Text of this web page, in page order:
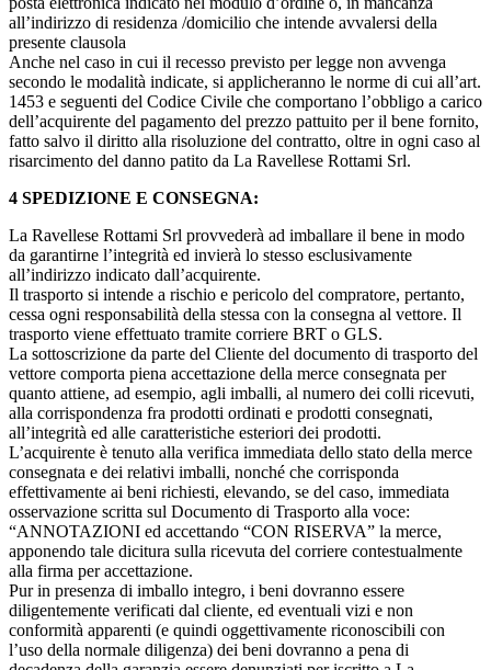
all’indirizzo di residenza /domicilio che intende avvalersi della
presente clausola
Anche nel caso in cui il recesso previsto per legge non avvenga
secondo le modalità indicate, si applicheranno le norme di cui all’art.
1453 e seguenti del Codice Civile che comportano l’obbligo a carico
dell’acquirente del pagamento del prezzo pattuito per il bene fornito,
fatto salvo il diritto alla risoluzione del contratto, oltre in ogni caso al
risarcimento del danno patito da La Ravellese Rottami Srl.
4 SPEDIZIONE E CONSEGNA:
La Ravellese Rottami Srl provvederà ad imballare il bene in modo
da garantirne l’integrità ed invierà lo stesso esclusivamente
all’indirizzo indicato dall’acquirente.
Il trasporto si intende a rischio e pericolo del compratore, pertanto,
cessa ogni responsabilità della stessa con la consegna al vettore. Il
trasporto viene effettuato tramite corriere BRT o GLS.
La sottoscrizione da parte del Cliente del documento di trasporto del
vettore comporta piena accettazione della merce consegnata per
quanto attiene, ad esempio, agli imballi, al numero dei colli ricevuti,
alla corrispondenza fra prodotti ordinati e prodotti consegnati,
all’integrità ed alle caratteristiche esteriori dei prodotti.
L’acquirente è tenuto alla verifica immediata dello stato della merce
consegnata e dei relativi imballi, nonché che corrisponda
effettivamente ai beni richiesti, elevando, se del caso, immediata
osservazione scritta sul Documento di Trasporto alla voce:
“ANNOTAZIONI ed accettando “CON RISERVA” la merce,
apponendo tale dicitura sulla ricevuta del corriere contestualmente
alla firma per accettazione.
Pur in presenza di imballo integro, i beni dovranno essere
diligentemente verificati dal cliente, ed eventuali vizi e non
conformità apparenti (e quindi oggettivamente riconoscibili con
l’uso della normale diligenza) dei beni dovranno a pena di